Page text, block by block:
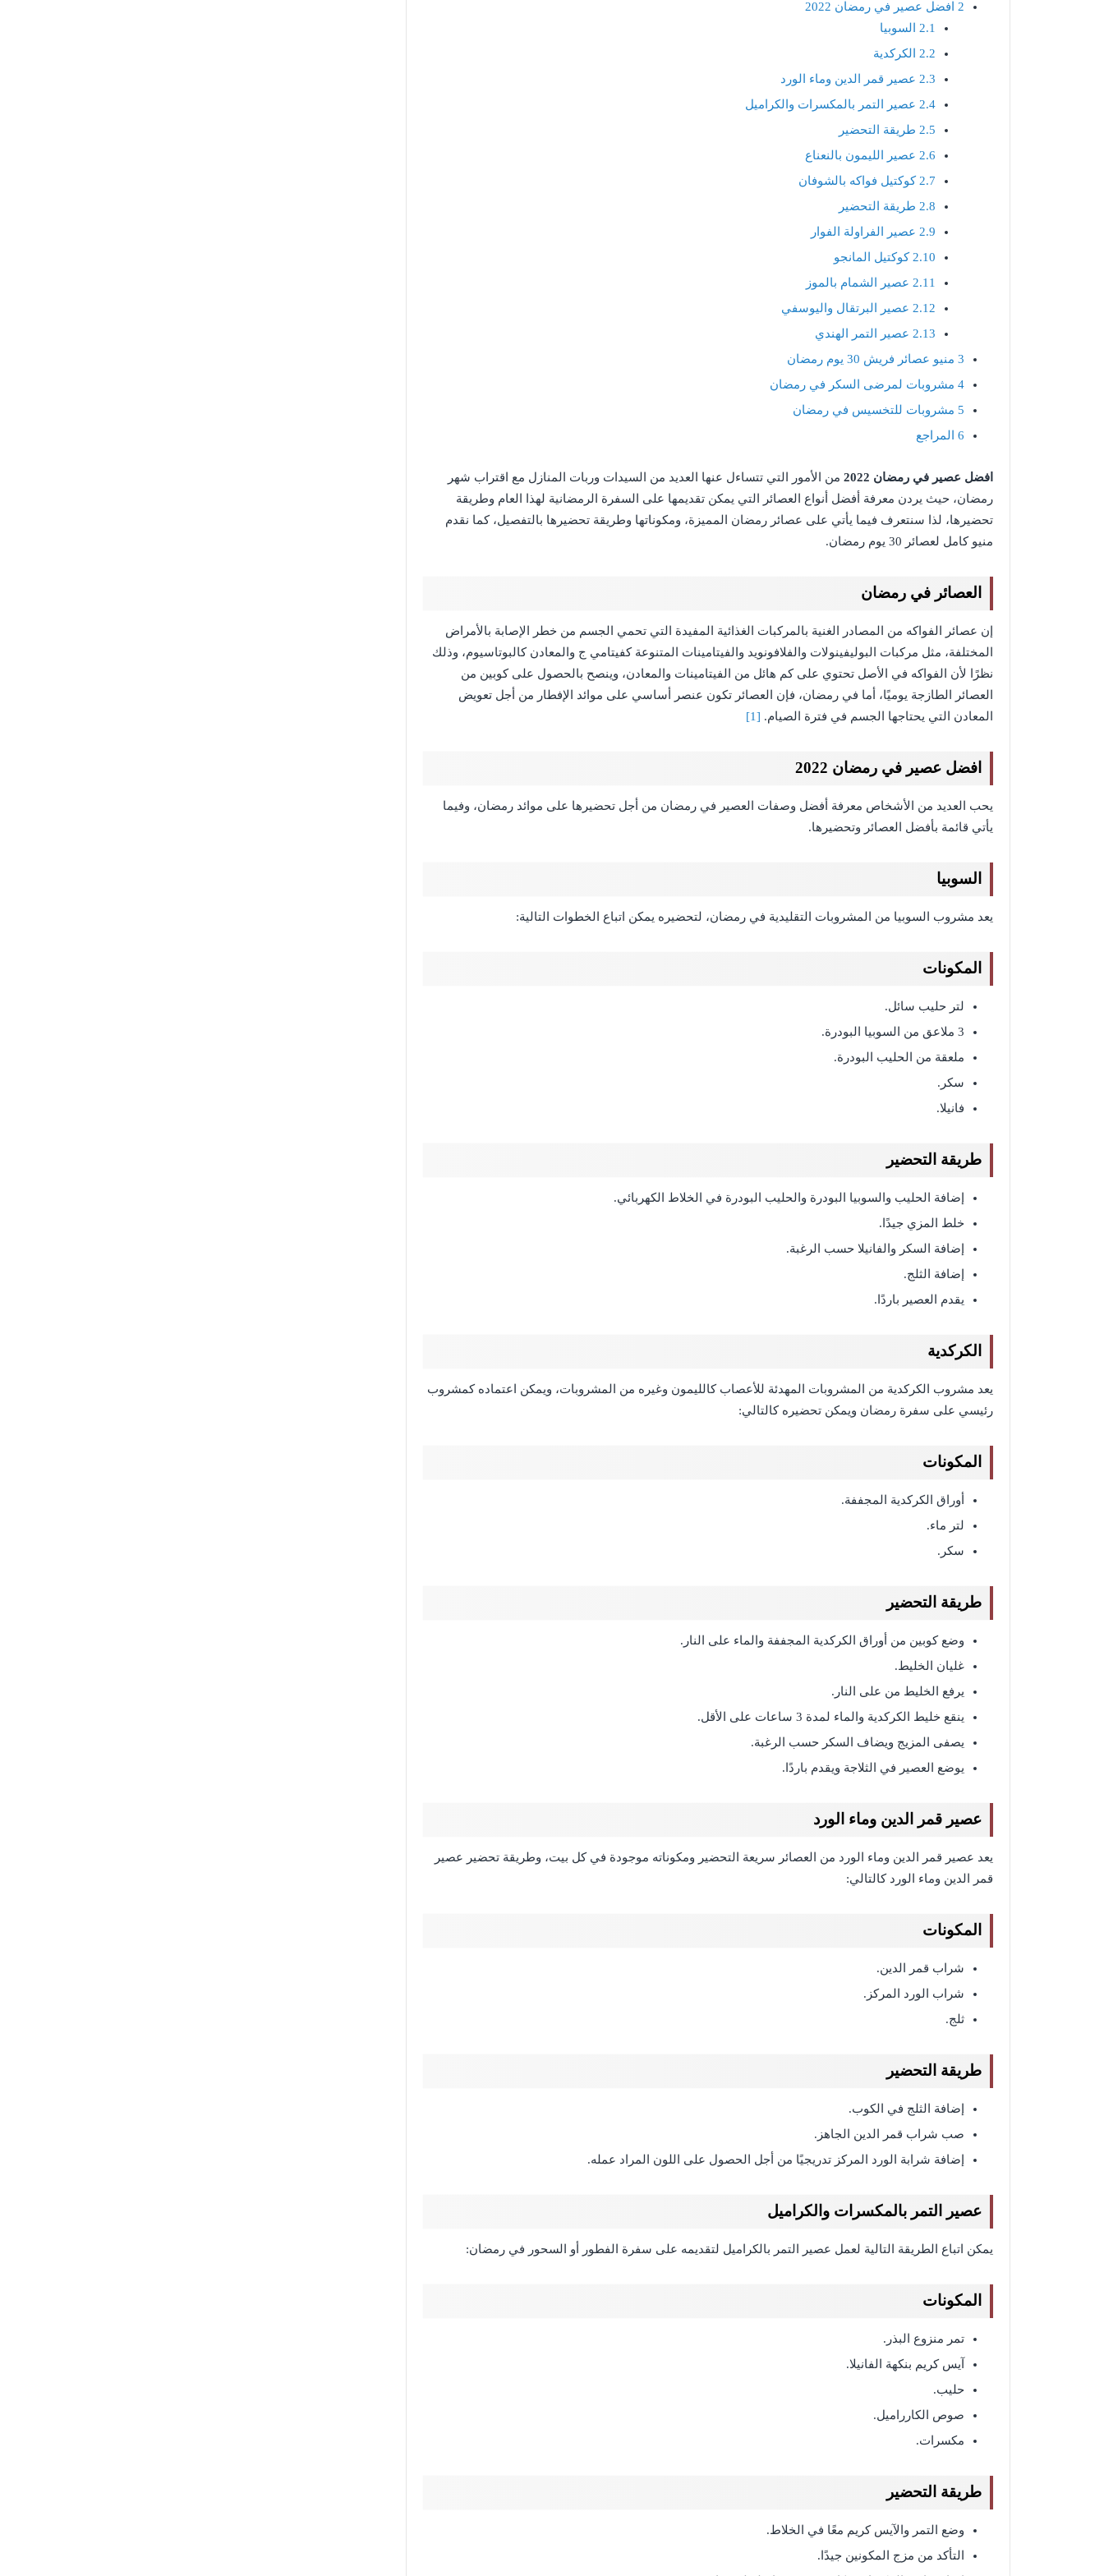
2 افضل عصير في رمضان 2022
2.1 السوبيا
2.2 الكركدية
2.3 عصير قمر الدين وماء الورد
2.4 عصير التمر بالمكسرات والكراميل
2.5 طريقة التحضير
2.6 عصير الليمون بالنعناع
2.7 كوكتيل فواكه بالشوفان
2.8 طريقة التحضير
2.9 عصير الفراولة الفوار
2.10 كوكتيل المانجو
2.11 عصير الشمام بالموز
2.12 عصير البرتقال واليوسفي
2.13 عصير التمر الهندي
3 منيو عصائر فريش 30 يوم رمضان
4 مشروبات لمرضى السكر في رمضان
5 مشروبات للتخسيس في رمضان
6 المراجع
افضل عصير في رمضان 2022
من الأمور التي تتساءل عنها العديد من السيدات وربات المنازل مع اقتراب شهر
رمضان، حيث يردن معرفة أفضل أنواع العصائر التي يمكن تقديمها على السفرة الرمضانية لهذا العام وطريقة
تحضيرها، لذا سنتعرف فيما يأتي على عصائر رمضان المميزة، ومكوناتها وطريقة تحضيرها بالتفصيل، كما نقدم
منيو كامل لعصائر 30 يوم رمضان.
العصائر في رمضان
إن عصائر الفواكه من المصادر الغنية بالمركبات الغذائية المفيدة التي تحمي الجسم من خطر الإصابة بالأمراض
المختلفة، مثل مركبات البوليفينولات والفلافونويد والفيتامينات المتنوعة كفيتامي ج والمعادن كالبوتاسيوم، وذلك
نظرًا لأن الفواكه في الأصل تحتوي على كم هائل من الفيتامينات والمعادن، وينصح بالحصول على كوبين من
العصائر الطازجة يوميًا، أما في رمضان، فإن العصائر تكون عنصر أساسي على موائد الإفطار من أجل تعويض
المعادن التي يحتاجها الجسم في فترة الصيام. [1]
افضل عصير في رمضان 2022
يحب العديد من الأشخاص معرفة أفضل وصفات العصير في رمضان من أجل تحضيرها على موائد رمضان، وفيما
يأتي قائمة بأفضل العصائر وتحضيرها.
السوبيا
يعد مشروب السوبيا من المشروبات التقليدية في رمضان، لتحضيره يمكن اتباع الخطوات التالية:
المكونات
لتر حليب سائل.
3 ملاعق من السوبيا البودرة.
ملعقة من الحليب البودرة.
سكر.
فانيلا.
طريقة التحضير
إضافة الحليب والسوبيا البودرة والحليب البودرة في الخلاط الكهربائي.
خلط المزي جيدًا.
إضافة السكر والفانيلا حسب الرغبة.
إضافة الثلج.
يقدم العصير باردًا.
الكركدية
يعد مشروب الكركدية من المشروبات المهدئة للأعصاب كالليمون وغيره من المشروبات، ويمكن اعتماده كمشروب
رئيسي على سفرة رمضان ويمكن تحضيره كالتالي:
المكونات
أوراق الكركدية المجففة.
لتر ماء.
سكر.
طريقة التحضير
وضع كوبين من أوراق الكركدية المجففة والماء على النار.
غليان الخليط.
يرفع الخليط من على النار.
ينقع خليط الكركدية والماء لمدة 3 ساعات على الأقل.
يصفى المزيج ويضاف السكر حسب الرغبة.
يوضع العصير في الثلاجة ويقدم باردًا.
عصير قمر الدين وماء الورد
يعد عصير قمر الدين وماء الورد من العصائر سريعة التحضير ومكوناته موجودة في كل بيت، وطريقة تحضير عصير
قمر الدين وماء الورد كالتالي:
المكونات
شراب قمر الدين.
شراب الورد المركز.
ثلج.
طريقة التحضير
إضافة الثلج في الكوب.
صب شراب قمر الدين الجاهز.
إضافة شرابة الورد المركز تدريجيًا من أجل الحصول على اللون المراد عمله.
عصير التمر بالمكسرات والكراميل
يمكن اتباع الطريقة التالية لعمل عصير التمر بالكراميل لتقديمه على سفرة الفطور أو السحور في رمضان:
المكونات
تمر منزوع البذر.
آيس كريم بنكهة الفانيلا.
حليب.
صوص الكارراميل.
مكسرات.
طريقة التحضير
وضع التمر والآيس كريم معًا في الخلاط.
التأكد من مزج المكونين جيدًا.